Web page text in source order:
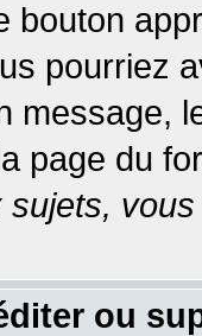
bouton
pourriez
message,
page du
ou